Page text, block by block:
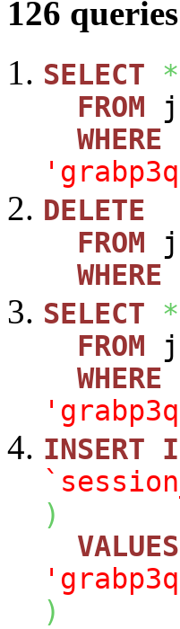
126
SELECT
*
FROM
WHERE
DELETE
FROM
WHERE
SELECT
*
FROM
WHERE
INSERT
)
VALUES
)